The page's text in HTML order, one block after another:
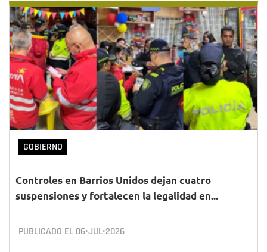
GOBIERNO
Controles en Barrios Unidos dejan cuatro
suspensiones y fortalecen la legalidad en...
PUBLICADO EL 06•JUL•2026